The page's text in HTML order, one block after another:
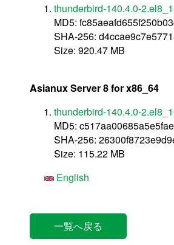
thunderbird-140.4.0-
MD5:
SHA-256:
Size: 920.47 MB
Asianux Server 8 for x86_64
thunderbird-140.4.0-
MD5:
SHA-256:
Size: 115.22 MB
English
一覧へ戻る